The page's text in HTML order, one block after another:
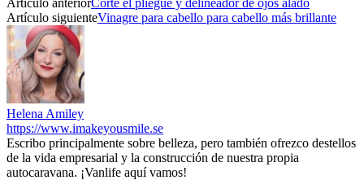
Artículo siguienteVinagre para cabello para cabello más brillante
Helena Amiley
https://www.imakeyousmile.se
Escribo principalmente sobre belleza, pero también ofrezco destellos
de la vida empresarial y la construcción de nuestra propia
autocaravana. ¡Vanlife aquí vamos!